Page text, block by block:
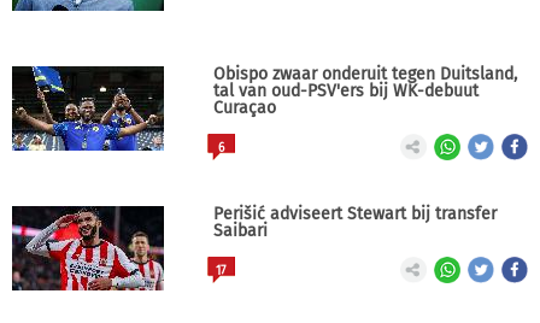
Obispo zwaar onderuit tegen Duitsland,
tal van oud-PSV'ers bij WK-debuut
Curaçao
6
Perišić adviseert Stewart bij transfer
Saibari
17